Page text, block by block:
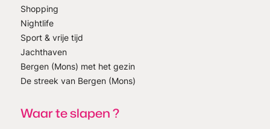
Shopping
Nightlife
Sport & vrije tijd
Jachthaven
Bergen (Mons) met het gezin
De streek van Bergen (Mons)
Waar te slapen ?